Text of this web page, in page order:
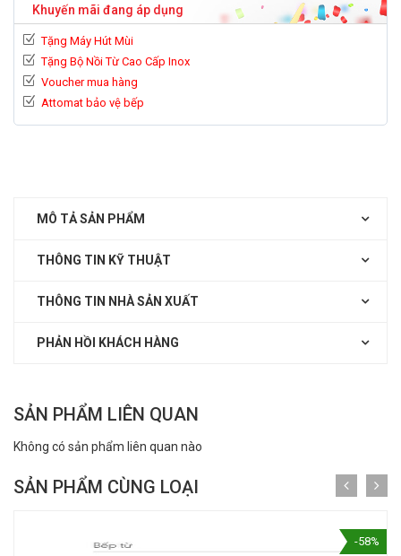
Khuyến mãi đang áp dụng
Tặng Máy Hút Mùi
Tặng Bộ Nồi Từ Cao Cấp Inox
Voucher mua hàng
Attomat bảo vệ bếp
MÔ TẢ SẢN PHẨM
THÔNG TIN KỸ THUẬT
THÔNG TIN NHÀ SẢN XUẤT
PHẢN HỒI KHÁCH HÀNG
SẢN PHẨM LIÊN QUAN
Không có sản phẩm liên quan nào
SẢN PHẨM CÙNG LOẠI
-58%